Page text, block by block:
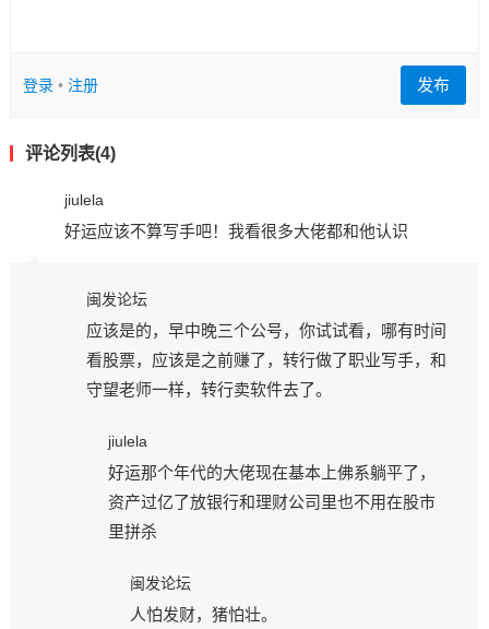
登录• 注册 发布
评论列表(4)
jiulela
好运应该不算写手吧！我看很多大佬都和他认识
闽发论坛
应该是的，早中晚三个公号，你试试看，哪有时间
看股票，应该是之前赚了，转行做了职业写手，和
守望老师一样，转行卖软件去了。
jiulela
好运那个年代的大佬现在基本上佛系躺平了，
资产过亿了放银行和理财公司里也不用在股市
里拼杀
闽发论坛
人怕发财，猪怕壮。